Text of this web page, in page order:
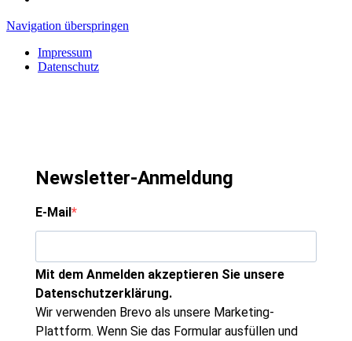
Navigation überspringen
Impressum
Datenschutz
Newsletter-Anmeldung
E-Mail
Mit dem Anmelden akzeptieren Sie unsere
Datenschutzerklärung.
Wir verwenden Brevo als unsere Marketing-
Plattform. Wenn Sie das Formular ausfüllen und